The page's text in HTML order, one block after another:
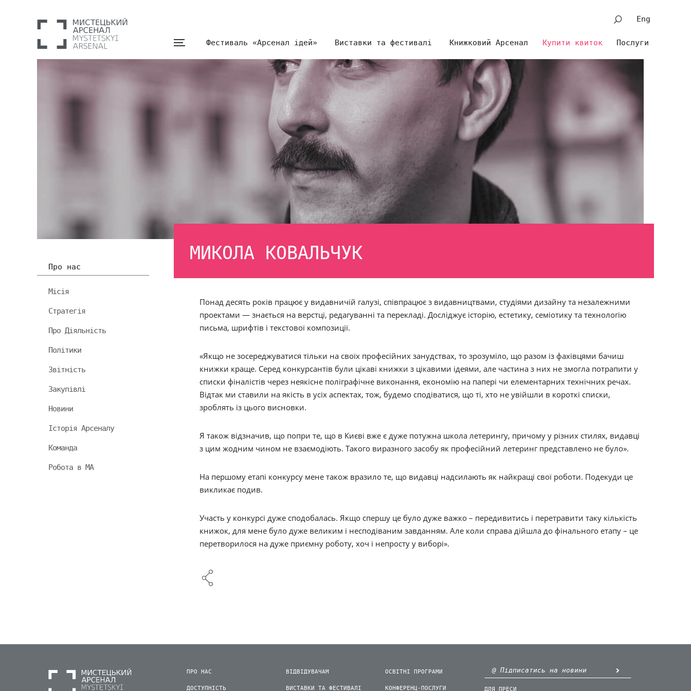
Eng
Фестиваль «Арсенал ідей» Виставки та фестивалі Книжковий Арсенал Послуги
Купити квиток
Про нас
Місія
Стратегія
Про Діяльність
Політики
Звітність
Закупівлі
Новини
Історія Арсеналу
Команда
Робота в МА
МИКОЛА КОВАЛЬЧУК
Понад десять років працює у видавничій галузі, співпрацює з видавництвами, студіями дизайну та незалежними
проектами — знається на верстці, редагуванні та перекладі. Досліджує історію, естетику, семіотику та технологію
письма, шрифтів і текстової композиції.
«Якщо не зосереджуватися тільки на своїх професійних занудствах, то зрозуміло, що разом із фахівцями бачиш
книжки краще. Серед конкурсантів були цікаві книжки з цікавими ідеями, але частина з них не змогла потрапити у
списки фіналістів через неякісне поліграфічне виконання, економію на папері чи елементарних технічних речах.
Відтак ми ставили на якість в усіх аспектах, тож, будемо сподіватися, що ті, хто не увійшли в короткі списки,
зроблять із цього висновки.
Я також відзначив, що попри те, що в Києві вже є дуже потужна школа летерингу, причому у різних стилях, видавці
з цим жодним чином не взаємодіють. Такого виразного засобу як професійний летеринг представлено не було».
На першому етапі конкурсу мене також вразило те, що видавці надсилають як найкращі свої роботи. Подекуди це
викликає подив.
Участь у конкурсі дуже сподобалась. Якщо спершу це було дуже важко – передивитись і перетравити таку кількість
книжок, для мене було дуже великим і несподіваним завданням. Але коли справа дійшла до фінального етапу – це
перетворилося на дуже приємну роботу, хоч і непросту у виборі».
ПРО НАС
ДОСТУПНІСТЬ
ВІДВІДУВАЧАМ
ВИСТАВКИ ТА ФЕСТИВАЛІ
ОСВІТНІ ПРОГРАМИ
КОНФЕРЕНЦ-ПОСЛУГИ ДЛЯ ПРЕСИ